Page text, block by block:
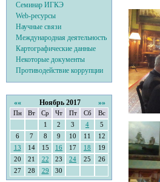
Семинар ИГКЭ
Web-ресурсы
Научные связи
Международная деятельность
Картографические данные
Некоторые документы
Противодействие коррупции
«« Ноябрь 2017 »»
Пн Вт Ср Чт Пт Сб
Вс
1
2 3 4
5
6
7 8 9 10 11
12
13
14 15 16 17 18
19
20
21 22 23 24 25
26
27
28 29 30